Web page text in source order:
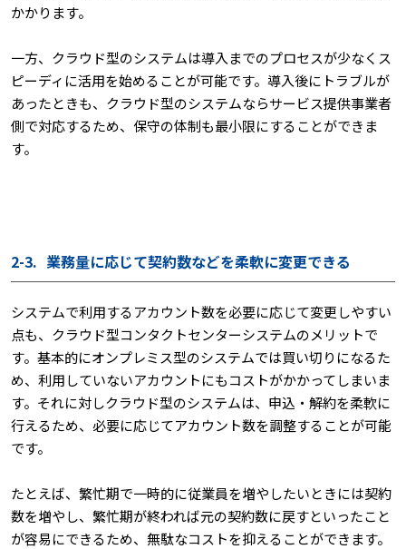
かかります。
一方、クラウド型のシステムは導入までのプロセスが少なくス
ピーディに活用を始めることが可能です。導入後にトラブルが
あったときも、クラウド型のシステムならサービス提供事業者
側で対応するため、保守の体制も最小限にすることができま
す。
2-3. 業務量に応じて契約数などを柔軟に変更できる
システムで利用するアカウント数を必要に応じて変更しやすい
点も、クラウド型コンタクトセンターシステムのメリットで
す。基本的にオンプレミス型のシステムでは買い切りになるた
め、利用していないアカウントにもコストがかかってしまいま
す。それに対しクラウド型のシステムは、申込・解約を柔軟に
行えるため、必要に応じてアカウント数を調整することが可能
です。
たとえば、繁忙期で一時的に従業員を増やしたいときには契約
数を増やし、繁忙期が終われば元の契約数に戻すといったこと
が容易にできるため、無駄なコストを抑えることができます。